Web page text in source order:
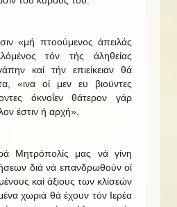
«μή πτοούμενος άπειλάς
τόν τής άληθείας
καί τήν επιείκειαν θά
«ινα οί μεν ευ βιοϋντες
όκνοΐεν θάτερον γάρ
έστιν ή αρχή».
Μητρόπολίς μας νά γίνη
διά νά επανδρωθούν οί
καί άξιους των κλίσεών
χωριά θά έχουν τόν Ιερέα